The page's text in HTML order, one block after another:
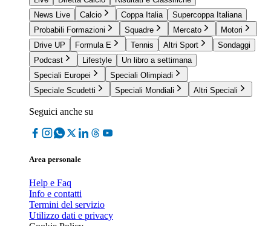
News Live
Calcio Coppa Italia
Supercoppa Italiana
Probabili Formazioni
Squadre Mercato
Motori
Drive UP
Formula E Tennis Altri Sport
Sondaggi
Podcast
Lifestyle
Un libro a settimana
Speciali Europei
Speciali Olimpiadi
Speciale Scudetti
Speciali Mondiali Altri Speciali
Seguici anche su
Area personale
Help e Faq
Info e contatti
Termini del servizio
Utilizzo dati e privacy